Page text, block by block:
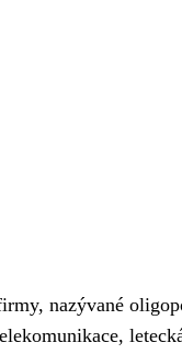
nazývané